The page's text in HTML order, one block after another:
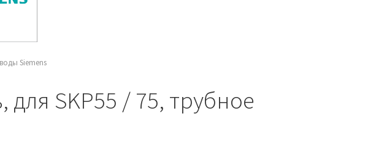
Siemens
SKP55 / 75, трубное